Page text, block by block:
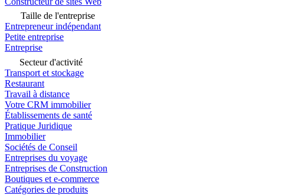
Taille de l'entreprise
Entrepreneur indépendant
Petite entreprise
Entreprise
Secteur d'activité
Transport et stockage
Restaurant
Travail à distance
Votre CRM immobilier
Établissements de santé
Pratique Juridique
Immobilier
Sociétés de Conseil
Entreprises du voyage
Entreprises de Construction
Boutiques et e-commerce
Catégories de produits